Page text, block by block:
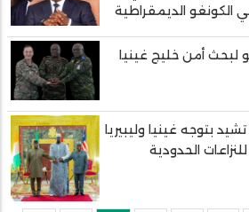
الكونغو الديمقراطية
أمن خليج غينيا
بتوجه غينيا وليبيريا
الحدودية